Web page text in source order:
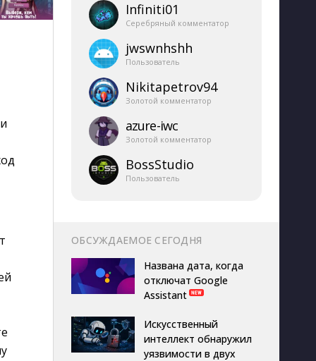
Infiniti01
Серебряный комментатор
jwswnhshh
Пользователь
Nikitapetrov94
Золотой комментатор
azure-​iwc
Золотой комментатор
BossStudio
Пользователь
ОБСУЖДАЕМОЕ СЕГОДНЯ
Названа дата, когда
отключат Google
Assistant
Искусственный
интеллект обнаружил
уязвимости в двух